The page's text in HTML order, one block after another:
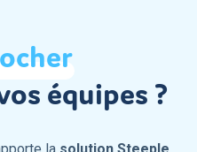
équipes ?
la solution Steeple